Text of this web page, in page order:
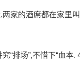
家的酒席都在家里
“排场”,不惜下“血